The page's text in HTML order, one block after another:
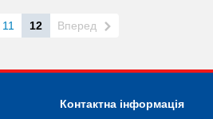
11 12 Вперед
Контактна інформація